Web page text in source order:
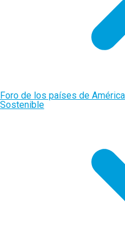
Foro de los países de
Sostenible